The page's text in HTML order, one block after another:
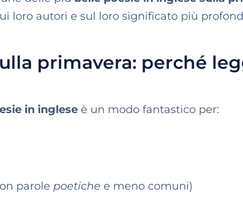
loro autori e sul loro significato più
primavera: perché
in inglese è un modo fantastico per:
parole poetiche e meno comuni)